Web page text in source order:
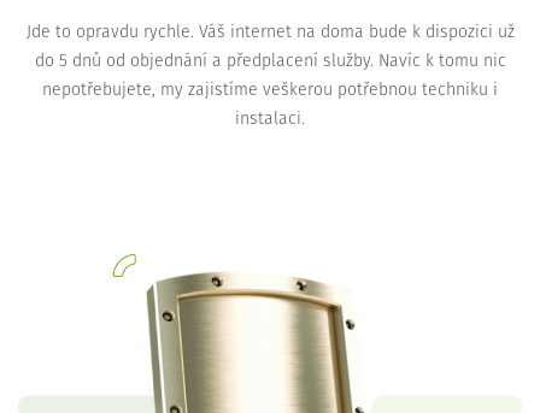
Jde to opravdu rychle. Váš internet na doma bude k dispozici už
do 5 dnů od objednání a předplacení služby. Navíc k tomu nic
nepotřebujete, my zajistíme veškerou potřebnou techniku i
instalaci.